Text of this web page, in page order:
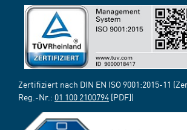
Zertifiziert nach DIN EN ISO 9001:2015-11
Reg.-Nr.: 01 100 2100794 [PDF])